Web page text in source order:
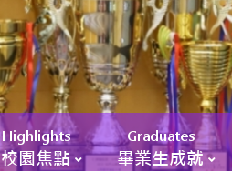
Highlights
校園焦點
Graduates
畢業生成就